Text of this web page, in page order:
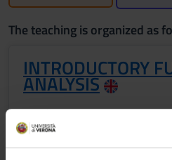
The teaching is organized as
INTRODUCTORY
ANALYSIS
Credits
6